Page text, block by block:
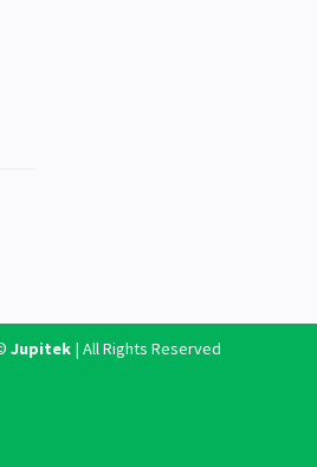
Jupitek| All Rights Reserved